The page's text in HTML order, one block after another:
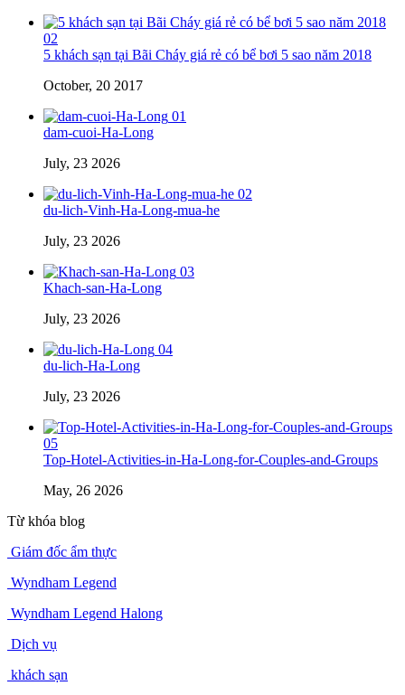
02
5 khách sạn tại Bãi Cháy giá rẻ có bể bơi 5 sao năm 2018
October, 20 2017
01
dam-cuoi-Ha-Long
July, 23 2026
02
du-lich-Vinh-Ha-Long-mua-he
July, 23 2026
03
Khach-san-Ha-Long
July, 23 2026
04
du-lich-Ha-Long
July, 23 2026
05
Top-Hotel-Activities-in-Ha-Long-for-Couples-and-Groups
May, 26 2026
Từ khóa blog
Giám đốc ẩm thực
Wyndham Legend
Wyndham Legend Halong
Dịch vụ
khách sạn